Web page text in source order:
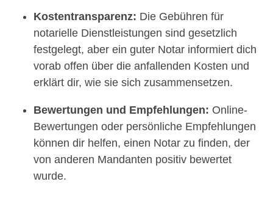
Kostentransparenz: Die Gebühren für
notarielle Dienstleistungen sind gesetzlich
festgelegt, aber ein guter Notar informiert dich
vorab offen über die anfallenden Kosten und
erklärt dir, wie sie sich zusammensetzen.
Bewertungen und Empfehlungen: Online-
Bewertungen oder persönliche Empfehlungen
können dir helfen, einen Notar zu finden, der
von anderen Mandanten positiv bewertet
wurde.